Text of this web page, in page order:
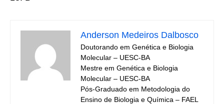
Anderson Medeiros Dalbosco
Doutorando em Genética e Biologia
Molecular – UESC-BA
Mestre em Genética e Biologia
Molecular – UESC-BA
Pós-Graduado em Metodologia do
Ensino de Biologia e Química – FAEL